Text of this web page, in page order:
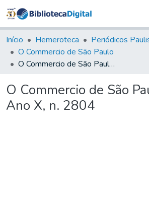
&
Coleções
Tudo na
Biblioteca
Estatísticas
Início Hemeroteca
Periódicos
O Commercio de São Paulo
O Commercio de São Paulo, 1902, Ano X, n. 2804
O Commercio de São
Ano X, n. 2804